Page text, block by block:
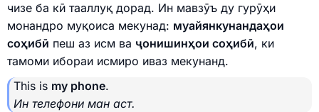
чизе ба кӣ тааллуқ дорад. Ин мавзӯъ ду гурӯҳи
монандро муқоиса мекунад: муайянкунандаҳои
соҳибӣ пеш аз исм ва ҷонишинҳои соҳибӣ, ки
тамоми ибораи исмиро иваз мекунанд.
This is my phone.
Ин телефони ман аст.